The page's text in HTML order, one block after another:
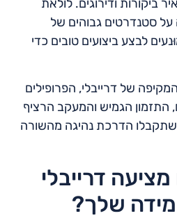
ביקורות ודירוגים. לולאת
על סטנדרטים גבוהים של
לבצע ביצועים טובים כדי
של דרייבלי, הפרופילים
התזמון הגמיש והמעקב הרציף
שתקבלו הדרכת נהיגה מהשורה
דרייבלי
שלך?